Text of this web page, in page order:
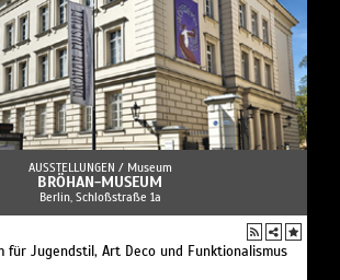
AUSSTELLUNGEN / Museum
BRÖHAN-MUSEUM
Berlin, Schloßstraße 1a
für Jugendstil, Art Deco und Funktionalismus